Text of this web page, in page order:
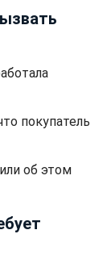
покупатель
об этом